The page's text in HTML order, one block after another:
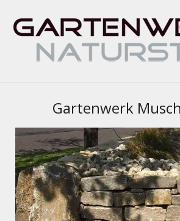
Gartenwerk